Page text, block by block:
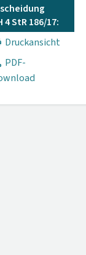
4 StR 186/17:
Druckansicht
PDF-